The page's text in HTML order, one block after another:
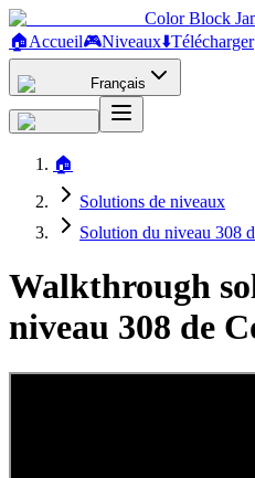
Color Block
🏠Accueil🎮Niveaux⬇️Télécharger
Français
🏠
Solutions de niveaux
Solution du niveau 308
Walkthrough
niveau 308 de